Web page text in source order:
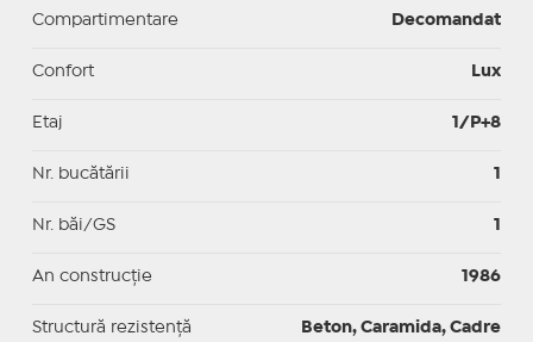
Compartimentare Decomandat
Confort Lux
Etaj 1/P+8
Nr. bucătării 1
Nr. băi/GS 1
An construcție 1986
Structură rezistență Beton, Caramida, Cadre